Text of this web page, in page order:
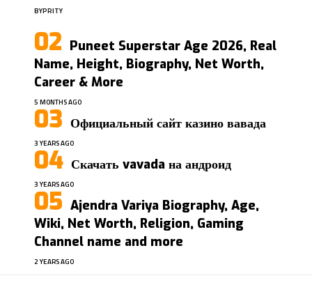
BYPRITY
Puneet Superstar Age 2026, Real
Name, Height, Biography, Net Worth,
Career & More
5 MONTHS AGO
Официальный сайт казино вавада
3 YEARS AGO
Скачать vavada на андроид
3 YEARS AGO
Ajendra Variya Biography, Age,
Wiki, Net Worth, Religion, Gaming
Channel name and more
2 YEARS AGO